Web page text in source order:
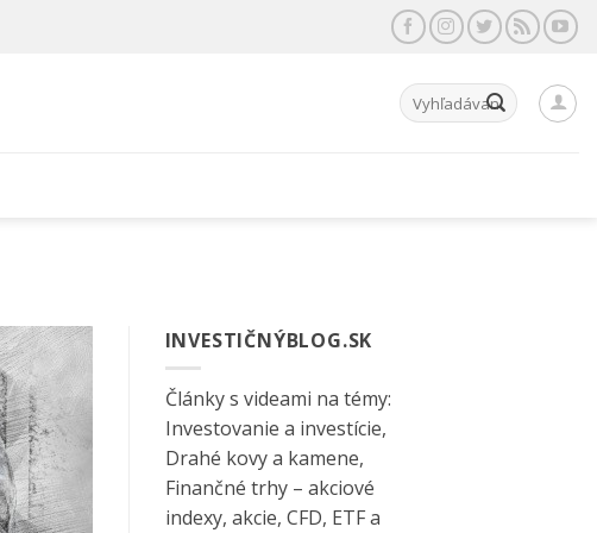
Hľadať:
INVESTIČNÝBLOG.SK
Články s videami na témy:
Investovanie a investície,
Drahé kovy a kamene,
Finančné trhy – akciové
indexy, akcie, CFD, ETF a